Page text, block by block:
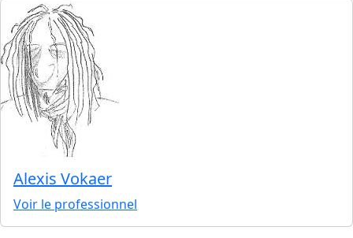
Alexis Vokaer
Voir le professionnel